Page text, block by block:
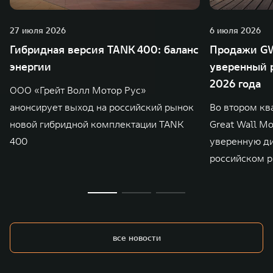
27 июля 2026
Гибридная версия TANK 400: баланс
энергии
ООО «Грейт Волл Мотор Рус»
анонсирует выход на российский рынок
новой гибридной комплектации TANK
400
6 июля 2026
Продажи
уверенный
2026 года
Во втором
Great Wall
уверенную
российском
все новости